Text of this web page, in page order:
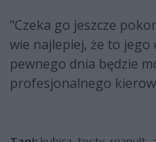
"Czeka go jeszcze
wie najlepiej, że to jego
pewnego dnia będzie
profesjonalnego